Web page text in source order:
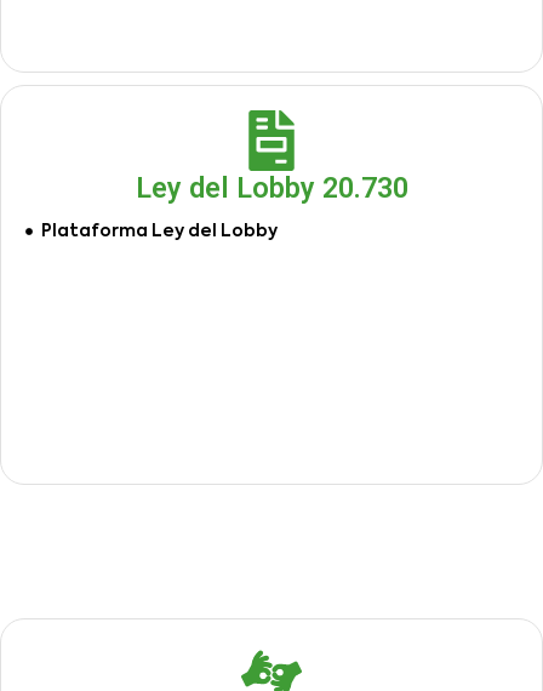
Ley del Lobby 20.730
Plataforma Ley del Lobby